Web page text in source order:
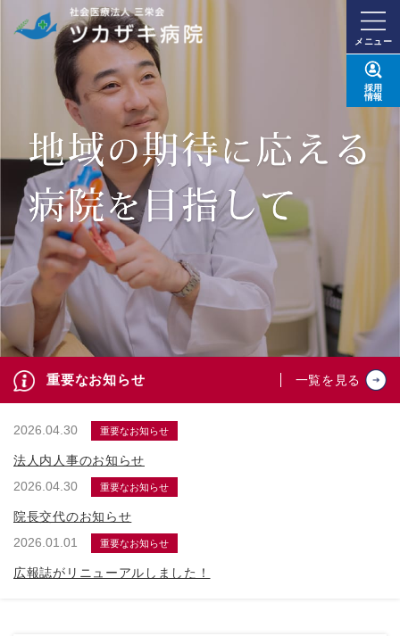
メニュー
採用
情報
重要なお知らせ 一覧を見る
2026.04.30 重要なお知らせ
法人内人事のお知らせ
2026.04.30
重要なお知らせ
院長交代のお知らせ
2026.01.01
重要なお知らせ
広報誌がリニューアルしました！